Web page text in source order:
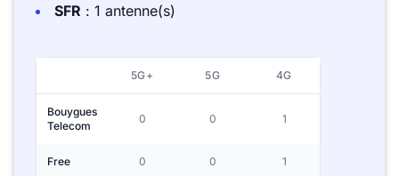
SFR : 1 antenne(s)
5G+ 5G 4G
Bouygues
Telecom
0 0 1
Free 0 0 1